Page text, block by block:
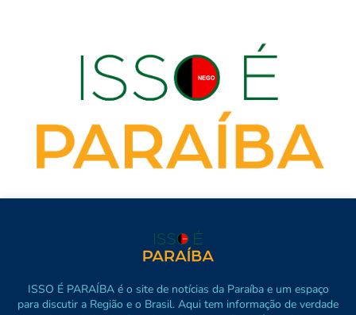
ISSO É PARAÍBA é o site de notícias da Paraíba e um espaço
para discutir a Região e o Brasil. Aqui tem informação de verdade